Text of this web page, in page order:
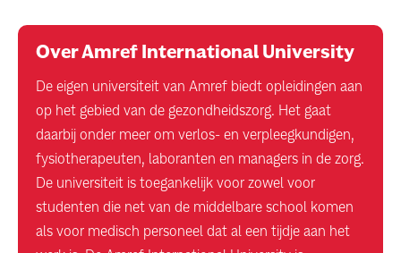
Over Amref International University
De eigen universiteit van Amref biedt opleidingen aan
op het gebied van de gezondheidszorg. Het gaat
daarbij onder meer om verlos- en verpleegkundigen,
fysiotherapeuten, laboranten en managers in de zorg.
De universiteit is toegankelijk voor zowel voor
studenten die net van de middelbare school komen
als voor medisch personeel dat al een tijdje aan het